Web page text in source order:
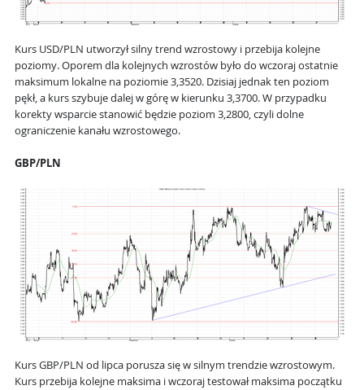
Kurs USD/PLN utworzył silny trend wzrostowy i przebija kolejne
poziomy. Oporem dla kolejnych wzrostów było do wczoraj ostatnie
maksimum lokalne na poziomie 3,3520. Dzisiaj jednak ten poziom
pękł, a kurs szybuje dalej w górę w kierunku 3,3700. W przypadku
korekty wsparcie stanowić będzie poziom 3,2800, czyli dolne
ograniczenie kanału wzrostowego.
GBP/PLN
Kurs GBP/PLN od lipca porusza się w silnym trendzie wzrostowym.
Kurs przebija kolejne maksima i wczoraj testował maksima początku